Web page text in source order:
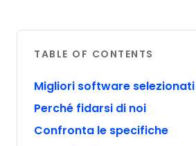
TABLE OF CONTENTS
Migliori software selezionati
Perché fidarsi di noi
Confronta le specifiche